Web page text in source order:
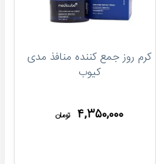
کرم روز جمع کننده منافذ مدی
کیوب
۴,۳۵۰,۰۰۰ تومان